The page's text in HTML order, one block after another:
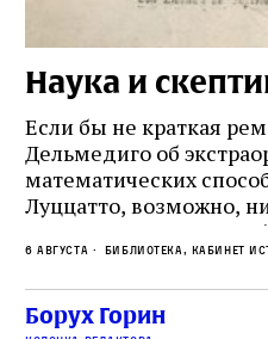
Наука и
Если бы не краткая
Дельмедиго об
математических
Луццатто, возможно,
что этот
сварливый
какое‑то отношение к
На протяжении почти
6 августа Библиотека, кабинет
Борух Горин